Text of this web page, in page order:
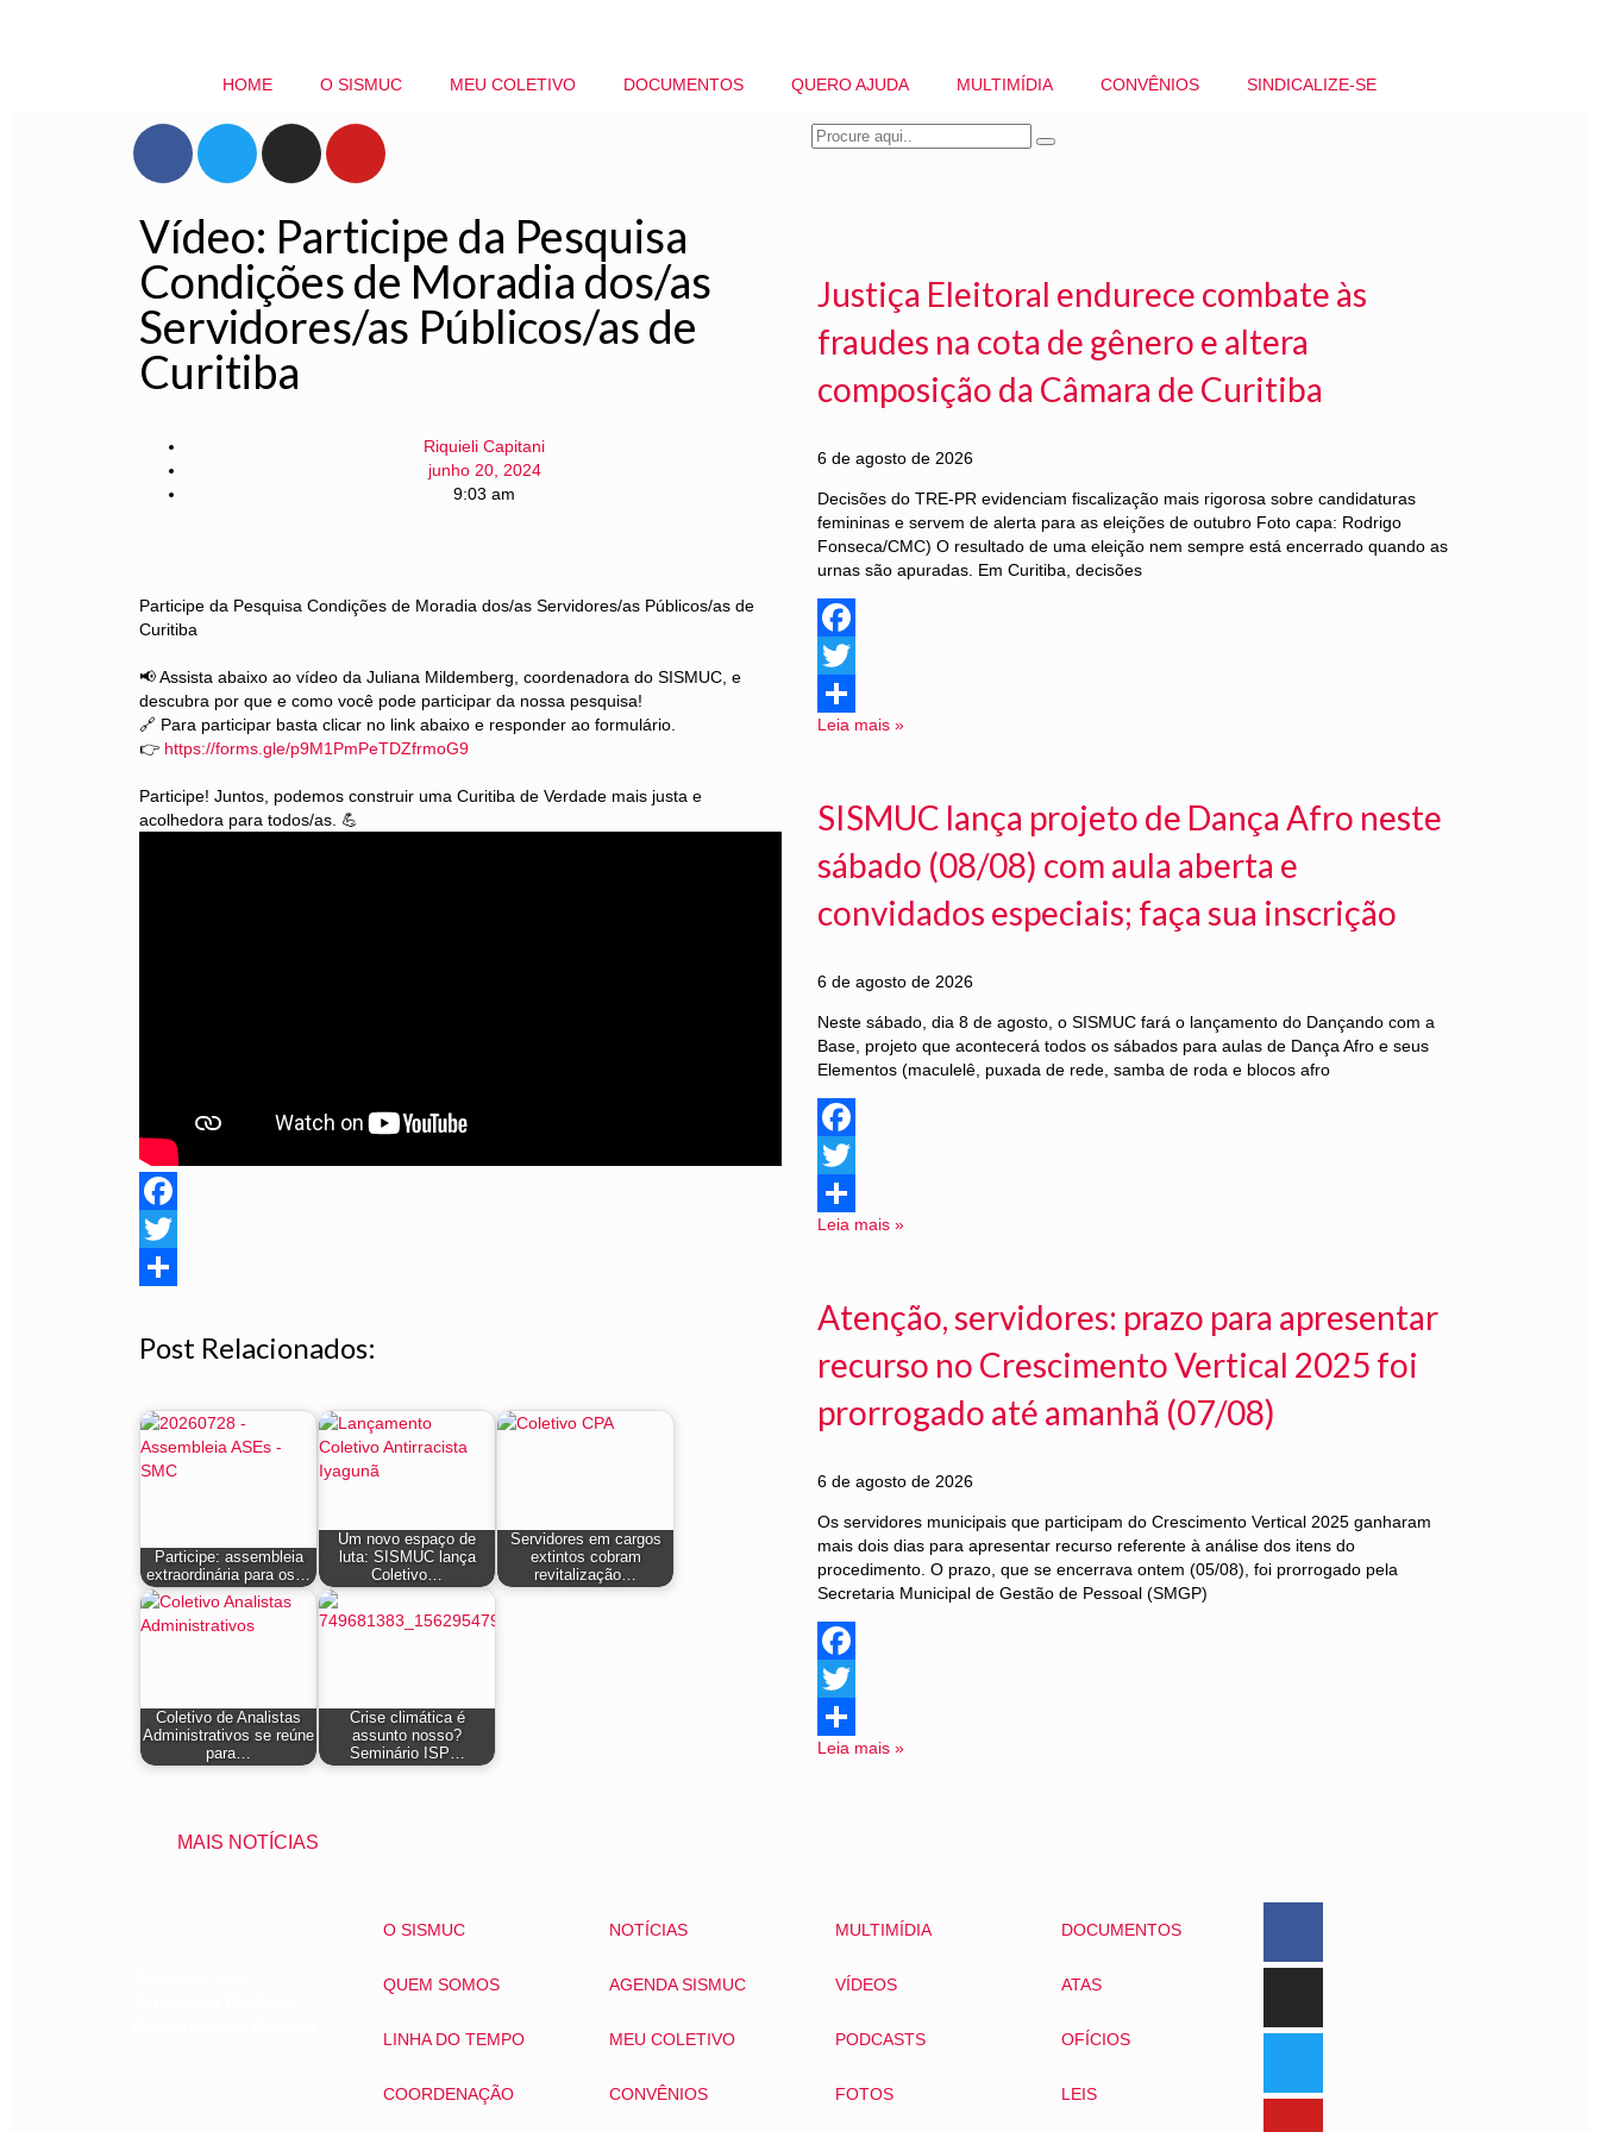
HOME O SISMUC MEU COLETIVO DOCUMENTOS QUERO AJUDA MULTIMÍDIA CONVÊNIOS SINDICALIZE-SE
Vídeo: Participe da Pesquisa
Condições de Moradia dos/as
Servidores/as Públicos/as de
Curitiba
Riquieli Capitani
junho 20, 2024
9:03 am
Participe da Pesquisa Condições de Moradia dos/as Servidores/as Públicos/as de
Curitiba
📢 Assista abaixo ao vídeo da Juliana Mildemberg, coordenadora do SISMUC, e
descubra por que e como você pode participar da nossa pesquisa!
🔗 Para participar basta clicar no link abaixo e responder ao formulário.
👉 https://forms.gle/p9M1PmPeTDZfrmoG9
Participe! Juntos, podemos construir uma Curitiba de Verdade mais justa e
acolhedora para todos/as. 💪
Facebook
Twitter
Post Relacionados:
Participe: assembleia
extraordinária para os…
Um novo espaço de
luta: SISMUC lança
Coletivo…
Servidores em cargos
extintos cobram
revitalização…
Coletivo de Analistas
Administrativos se reúne
para…
Crise climática é
assunto nosso?
Seminário ISP…
MAIS NOTÍCIAS
Justiça Eleitoral endurece combate às
fraudes na cota de gênero e altera
composição da Câmara de Curitiba
6 de agosto de 2026
Decisões do TRE-PR evidenciam fiscalização mais rigorosa sobre candidaturas
femininas e servem de alerta para as eleições de outubro Foto capa: Rodrigo
Fonseca/CMC) O resultado de uma eleição nem sempre está encerrado quando as
urnas são apuradas. Em Curitiba, decisões
Facebook
Twitter
Share
Leia mais »
SISMUC lança projeto de Dança Afro neste
sábado (08/08) com aula aberta e
convidados especiais; faça sua inscrição
6 de agosto de 2026
Neste sábado, dia 8 de agosto, o SISMUC fará o lançamento do Dançando com a
Base, projeto que acontecerá todos os sábados para aulas de Dança Afro e seus
Elementos (maculelê, puxada de rede, samba de roda e blocos afro
Facebook
Twitter
Share
Leia mais »
Atenção, servidores: prazo para apresentar
recurso no Crescimento Vertical 2025 foi
prorrogado até amanhã (07/08)
6 de agosto de 2026
Os servidores municipais que participam do Crescimento Vertical 2025 ganharam
mais dois dias para apresentar recurso referente à análise dos itens do
procedimento. O prazo, que se encerrava ontem (05/08), foi prorrogado pela
Secretaria Municipal de Gestão de Pessoal (SMGP)
Facebook
Twitter
Share
Leia mais »
O SISMUC
QUEM SOMOS
LINHA DO TEMPO
COORDENAÇÃO
NOTÍCIAS
AGENDA SISMUC
MEU COLETIVO
CONVÊNIOS
MULTIMÍDIA
VÍDEOS
PODCASTS
FOTOS
DOCUMENTOS
ATAS
OFÍCIOS
LEIS